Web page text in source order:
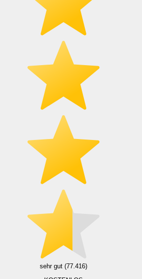
sehr gut (77.416)